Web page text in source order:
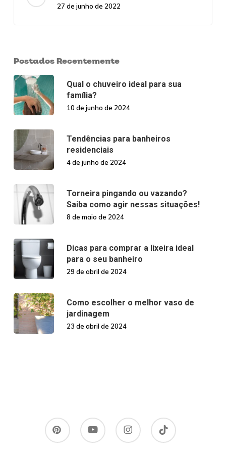
27 de junho de 2022
Postados Recentemente
Qual o chuveiro ideal para sua
família?
10 de junho de 2024
Tendências para banheiros
residenciais
4 de junho de 2024
Torneira pingando ou vazando?
Saiba como agir nessas situações!
8 de maio de 2024
Dicas para comprar a lixeira ideal
para o seu banheiro
29 de abril de 2024
Como escolher o melhor vaso de
jardinagem
23 de abril de 2024
pinterest youtube instagram tiktok